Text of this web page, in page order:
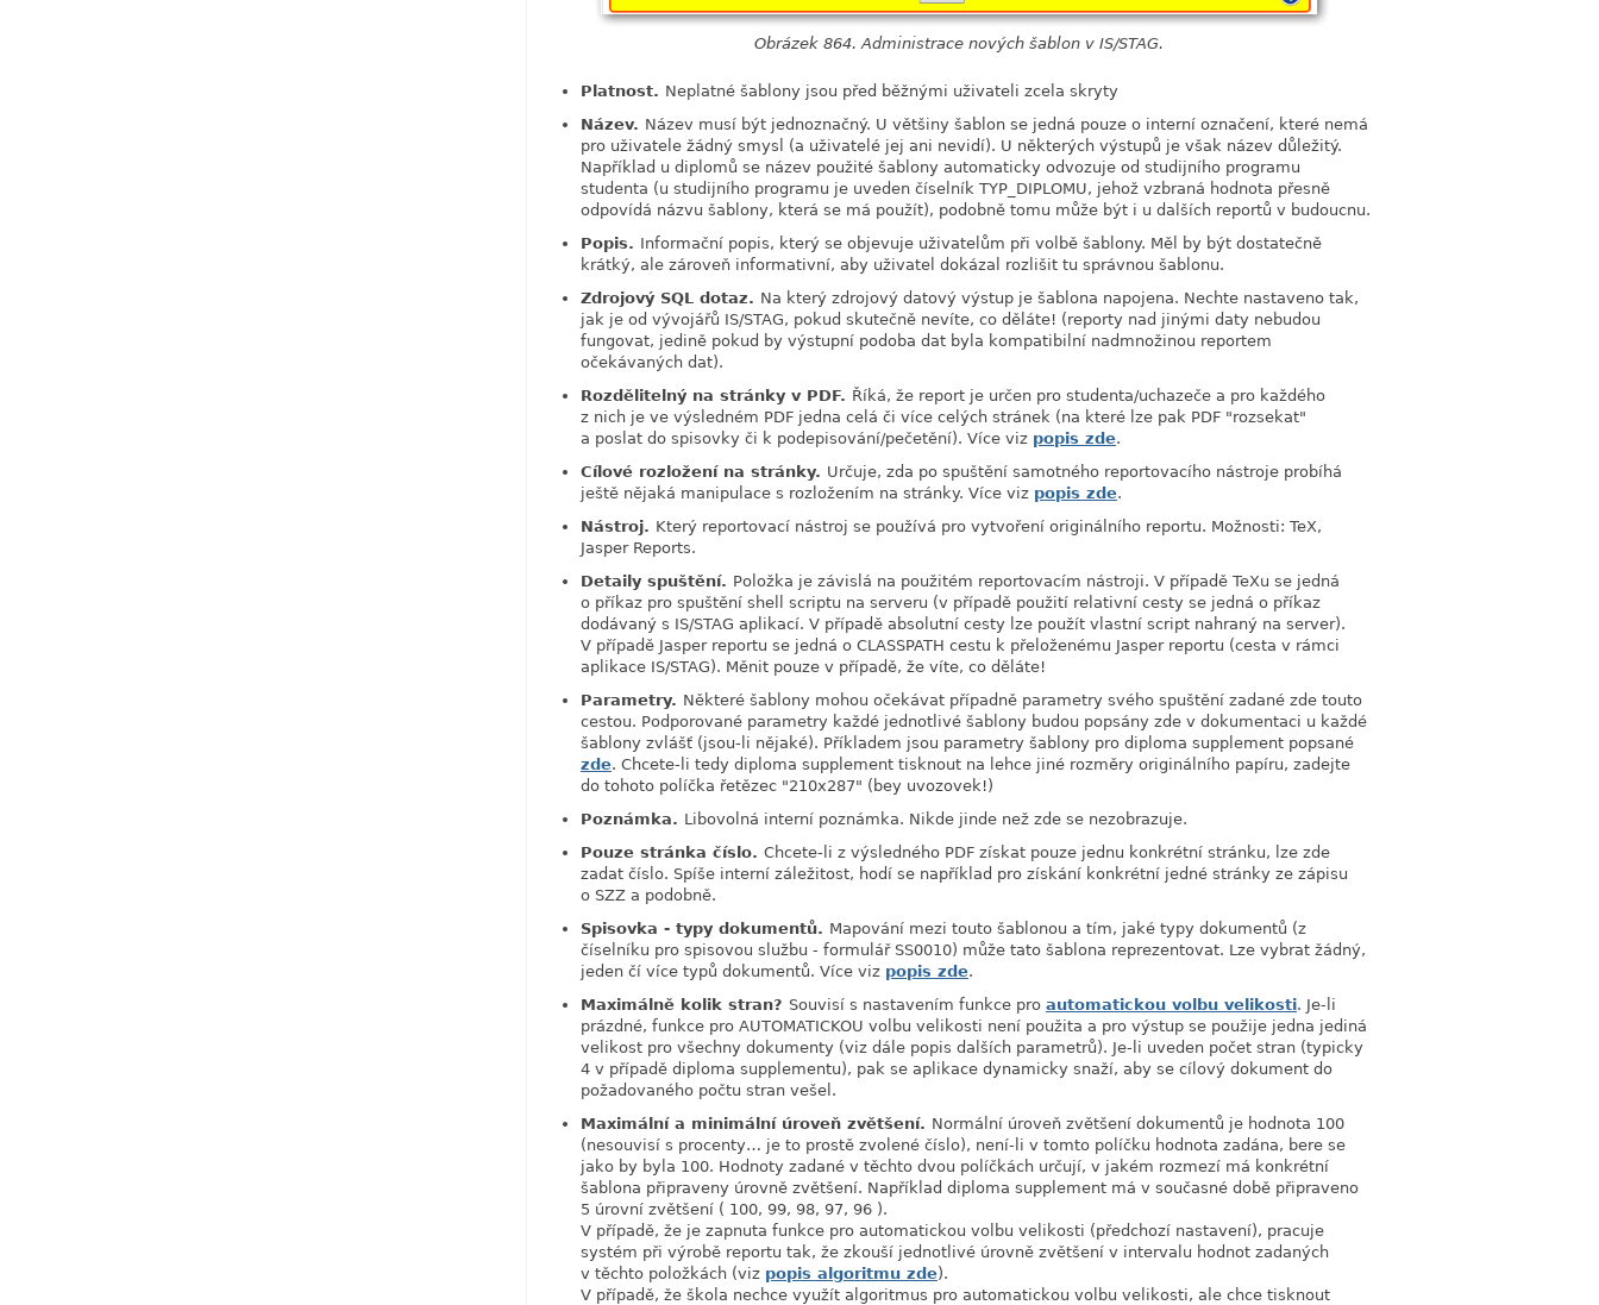
Obrázek 864. Administrace nových šablon v IS/STAG.
Platnost. Neplatné šablony jsou před běžnými uživateli zcela skryty
Název. Název musí být jednoznačný. U většiny šablon se jedná pouze o interní označení, které nemá
pro uživatele žádný smysl (a uživatelé jej ani nevidí). U některých výstupů je však název důležitý.
Například u diplomů se název použité šablony automaticky odvozuje od studijního programu
studenta (u studijního programu je uveden číselník TYP_DIPLOMU, jehož vzbraná hodnota přesně
odpovídá názvu šablony, která se má použít), podobně tomu může být i u dalších reportů v budoucnu.
Popis. Informační popis, který se objevuje uživatelům při volbě šablony. Měl by být dostatečně
krátký, ale zároveň informativní, aby uživatel dokázal rozlišit tu správnou šablonu.
Zdrojový SQL dotaz. Na který zdrojový datový výstup je šablona napojena. Nechte nastaveno tak,
jak je od vývojářů IS/STAG, pokud skutečně nevíte, co děláte! (reporty nad jinými daty nebudou
fungovat, jedině pokud by výstupní podoba dat byla kompatibilní nadmnožinou reportem
očekávaných dat).
Rozdělitelný na stránky v PDF. Říká, že report je určen pro studenta/uchazeče a pro každého
z nich je ve výsledném PDF jedna celá či více celých stránek (na které lze pak PDF "rozsekat"
a poslat do spisovky či k podepisování/pečetění). Více viz popis zde.
Cílové rozložení na stránky. Určuje, zda po spuštění samotného reportovacího nástroje probíhá
ještě nějaká manipulace s rozložením na stránky. Více viz popis zde.
Nástroj. Který reportovací nástroj se používá pro vytvoření originálního reportu. Možnosti: TeX,
Jasper Reports.
Detaily spuštění. Položka je závislá na použitém reportovacím nástroji. V případě TeXu se jedná
o příkaz pro spuštění shell scriptu na serveru (v případě použití relativní cesty se jedná o příkaz
dodávaný s IS/STAG aplikací. V případě absolutní cesty lze použít vlastní script nahraný na server).
V případě Jasper reportu se jedná o CLASSPATH cestu k přeloženému Jasper reportu (cesta v rámci
aplikace IS/STAG). Měnit pouze v případě, že víte, co děláte!
Parametry. Některé šablony mohou očekávat případně parametry svého spuštění zadané zde touto
cestou. Podporované parametry každé jednotlivé šablony budou popsány zde v dokumentaci u každé
šablony zvlášť (jsou-li nějaké). Příkladem jsou parametry šablony pro diploma supplement popsané
zde. Chcete-li tedy diploma supplement tisknout na lehce jiné rozměry originálního papíru, zadejte
do tohoto políčka řetězec "210x287" (bey uvozovek!)
Poznámka. Libovolná interní poznámka. Nikde jinde než zde se nezobrazuje.
Pouze stránka číslo. Chcete-li z výsledného PDF získat pouze jednu konkrétní stránku, lze zde
zadat číslo. Spíše interní záležitost, hodí se například pro získání konkrétní jedné stránky ze zápisu
o SZZ a podobně.
Spisovka - typy dokumentů. Mapování mezi touto šablonou a tím, jaké typy dokumentů (z
číselníku pro spisovou službu - formulář SS0010) může tato šablona reprezentovat. Lze vybrat žádný,
jeden čí více typů dokumentů. Více viz popis zde.
Maximálně kolik stran? Souvisí s nastavením funkce pro automatickou volbu velikosti. Je-li
prázdné, funkce pro AUTOMATICKOU volbu velikosti není použita a pro výstup se použije jedna jediná
velikost pro všechny dokumenty (viz dále popis dalších parametrů). Je-li uveden počet stran (typicky
4 v případě diploma supplementu), pak se aplikace dynamicky snaží, aby se cílový dokument do
požadovaného počtu stran vešel.
Maximální a minimální úroveň zvětšení. Normální úroveň zvětšení dokumentů je hodnota 100
(nesouvisí s procenty… je to prostě zvolené číslo), není-li v tomto políčku hodnota zadána, bere se
jako by byla 100. Hodnoty zadané v těchto dvou políčkách určují, v jakém rozmezí má konkrétní
šablona připraveny úrovně zvětšení. Například diploma supplement má v současné době připraveno
5 úrovní zvětšení ( 100, 99, 98, 97, 96 ).
V případě, že je zapnuta funkce pro automatickou volbu velikosti (předchozí nastavení), pracuje
systém při výrobě reportu tak, že zkouší jednotlivé úrovně zvětšení v intervalu hodnot zadaných
v těchto položkách (viz popis algoritmu zde).
V případě, že škola nechce využít algoritmus pro automatickou volbu velikosti, ale chce tisknout